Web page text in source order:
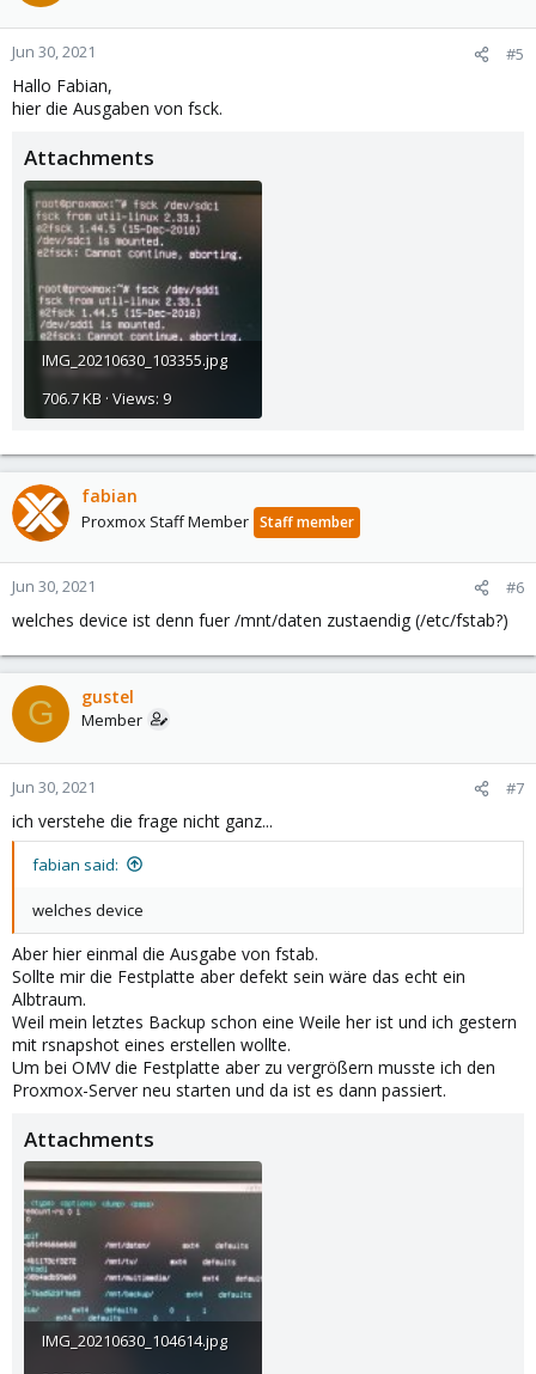
Jun 30, 2021 #5
Hallo Fabian,
hier die Ausgaben von fsck.
Attachments
IMG_20210630_103355.jpg
706.7 KB · Views: 9
fabian
Proxmox Staff Member Staff member
Jun 30, 2021 #6
welches device ist denn fuer /mnt/daten zustaendig (/etc/fstab?)
G gustel
Member
Jun 30, 2021 #7
ich verstehe die frage nicht ganz...
fabian said:
welches device
Aber hier einmal die Ausgabe von fstab.
Sollte mir die Festplatte aber defekt sein wäre das echt ein
Albtraum.
Weil mein letztes Backup schon eine Weile her ist und ich gestern
mit rsnapshot eines erstellen wollte.
Um bei OMV die Festplatte aber zu vergrößern musste ich den
Proxmox-Server neu starten und da ist es dann passiert.
Attachments
IMG_20210630_104614.jpg